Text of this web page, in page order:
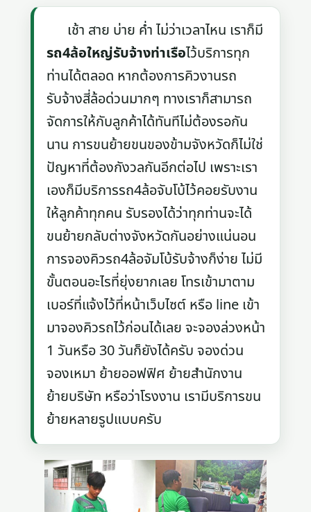
เช้า สาย บ่าย ค่ำ ไม่ว่าเวลาไหน เราก็มี
รถ4ล้อใหญ่รับจ้างท่าเรือไว้บริการทุก
ท่านได้ตลอด หากต้องการคิวงานรถ
รับจ้างสี่ล้อด่วนมากๆ ทางเราก็สามารถ
จัดการให้กับลูกค้าได้ทันทีไม่ต้องรอกัน
นาน การขนย้ายขนของข้ามจังหวัดก็ไม่ใช่
ปัญหาที่ต้องกังวลกันอีกต่อไป เพราะเรา
เองก็มีบริการรถ4ล้อจับโบ้ไว้คอยรับงาน
ให้ลูกค้าทุกคน รับรองได้ว่าทุกท่านจะได้
ขนย้ายกลับต่างจังหวัดกันอย่างแน่นอน
การจองคิวรถ4ล้อจัมโบ้รับจ้างก็ง่าย ไม่มี
ขั้นตอนอะไรที่ยุ่งยากเลย โทรเข้ามาตาม
เบอร์ที่แจ้งไว้ที่หน้าเว็บไซต์ หรือ line เข้า
มาจองคิวรถไว้ก่อนได้เลย จะจองล่วงหน้า
1 วันหรือ 30 วันก็ยังได้ครับ จองด่วน
จองเหมา ย้ายออฟฟิศ ย้ายสำนักงาน
ย้ายบริษัท หรือว่าโรงงาน เรามีบริการขน
ย้ายหลายรูปแบบครับ